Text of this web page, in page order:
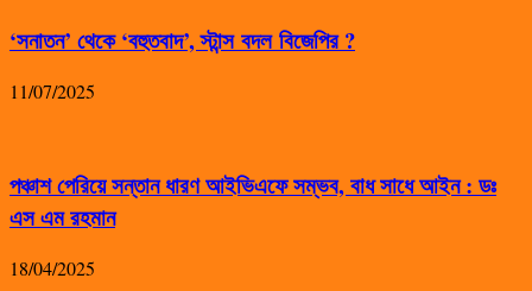
‘সনাতন’ থেকে ‘বহুতবাদ’, স্টান্স বদল বিজেপির ?
11/07/2025
পঞ্চাশ পেরিয়ে সন্তান ধারণ আইভিএফে সম্ভব, বাধ সাধে আইন : ডঃ
এস এম রহমান
18/04/2025